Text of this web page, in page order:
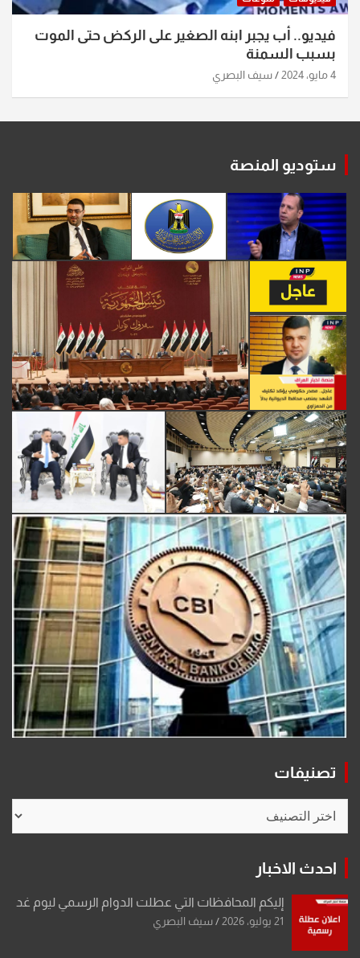
فيديو.. أب يجبر ابنه الصغير على الركض حتى الموت
بسبب السمنة
4 مايو، 2024 سيف البصري
ستوديو المنصة
تصنيفات
احدث الاخبار
إليكم المحافظات التي عطلت الدوام الرسمي ليوم غد
21 يوليو، 2026 سيف البصري